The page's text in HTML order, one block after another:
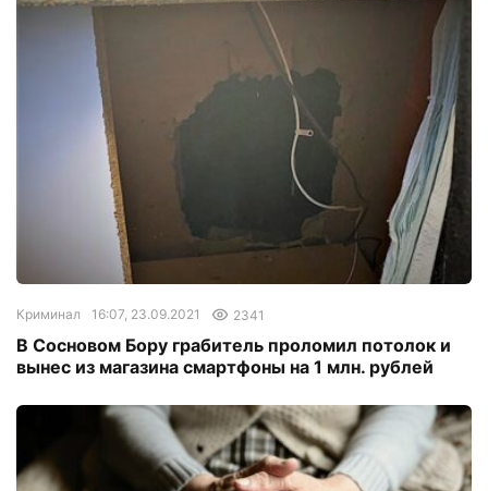
Криминал 16:07, 23.09.2021 2341
В Сосновом Бору грабитель проломил потолок и
вынес из магазина смартфоны на 1 млн. рублей